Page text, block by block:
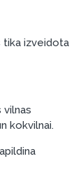
tika izveidota
kokvilnai.